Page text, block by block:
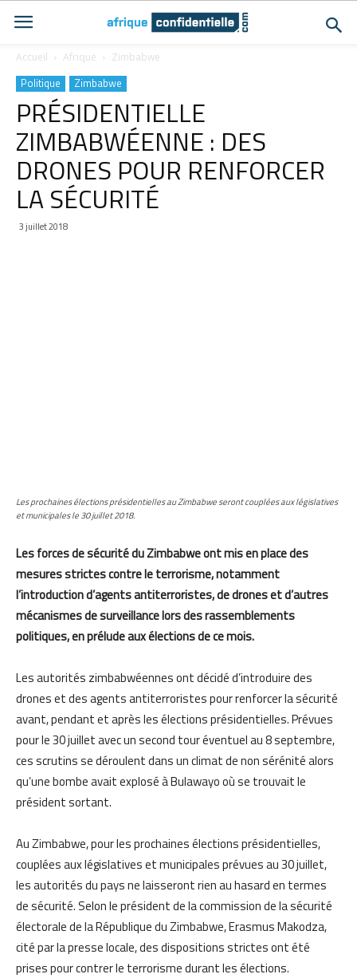
Accueil Afrique Zimbabwe
Politique Zimbabwe
PRÉSIDENTIELLE
ZIMBABWÉENNE : DES
DRONES POUR RENFORCER
LA SÉCURITÉ
3 juillet 2018
Les prochaines élections présidentielles au Zimbabwe seront couplées aux législatives
et municipales le 30 juillet 2018.
Les forces de sécurité du Zimbabwe ont mis en place des
mesures strictes contre le terrorisme, notamment
l’introduction d’agents antiterroristes, de drones et d’autres
mécanismes de surveillance lors des rassemblements
politiques, en prélude aux élections de ce mois.
Les autorités zimbabwéennes ont décidé d’introduire des
drones et des agents antiterroristes pour renforcer la sécurité
avant, pendant et après les élections présidentielles. Prévues
pour le 30 juillet avec un second tour éventuel au 8 septembre,
ces scrutins se déroulent dans un climat de non sérénité alors
qu’une bombe avait explosé à Bulawayo où se trouvait le
président sortant.
Au Zimbabwe, pour les prochaines élections présidentielles,
couplées aux législatives et municipales prévues au 30 juillet,
les autorités du pays ne laisseront rien au hasard en termes
de sécurité. Selon le président de la commission de la sécurité
électorale de la République du Zimbabwe, Erasmus Makodza,
cité par la presse locale, des dispositions strictes ont été
prises pour contrer le terrorisme durant les élections.